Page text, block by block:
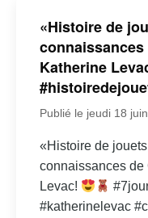
«Histoire de
Katherine
Publié le jeudi 18
«Histoire de
connaissances
Levac!
#katherinelevac